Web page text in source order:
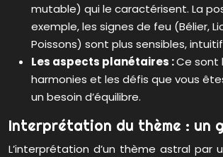
mutable) qui le caractérisent. La
exemple, les signes de feu (Bélier,
Poissons) sont plus sensibles,
Les aspects planétaires :Ce sont
harmonies et les défis que vous
un besoin d’équilibre.
Interprétation du thème : un
L’interprétation d’un thème astral